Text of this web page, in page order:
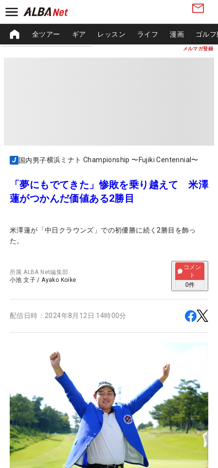
メルマガ登録
全ツアー ギア レッスン ライフ 漫画 ゴル
国内男子横浜ミナト Championship 〜Fujiki Centennial〜
「夢にもでてきた」惨敗を乗り越えて 米澤
蓮がつかんだ価値ある2勝目
米澤蓮が「中日クラウンズ」での初優勝に続く2勝目を飾っ
た。
所属ALBA Net編集部
小池 文子 /Ayako Koike
コメン
ト
0件
配信日時： 2024年8月12日 14時00分